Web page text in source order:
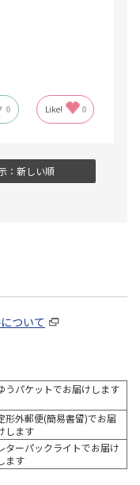
0 Like! 0
：新しい順
ついて
うパケットでお届けします
形外郵便(簡易書留)でお届
します
ターパックライトでお届け
ます